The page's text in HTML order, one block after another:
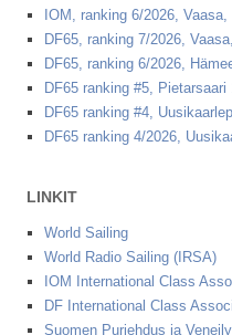
IOM, ranking 6/2026,
DF65, ranking 7/2026,
DF65, ranking 6/2026,
DF65 ranking #5,
DF65 ranking #4,
DF65 ranking 4/2026,
LINKIT
World Sailing
World Radio Sailing (IRSA)
IOM International Class
DF International Class
Suomen Purjehdus ja